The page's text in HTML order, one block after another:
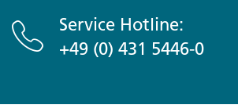
Service Hotline:
+49 (0) 431 5446-0